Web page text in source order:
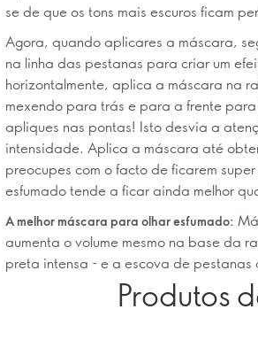
se de que os tons mais escuros ficam
Agora, quando aplicares a máscara,
na linha das pestanas para criar um
horizontalmente, aplica a máscara na
mexendo para trás e para a frente
apliques nas pontas! Isto desvia a
intensidade. Aplica a máscara até
preocupes com o facto de ficarem
esfumado tende a ficar ainda melhor
A melhor máscara para olhar esfumado:
aumenta o volume mesmo na base da
preta intensa - e a escova de
Produtos